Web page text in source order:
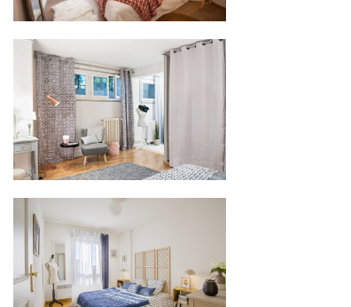
ROUEN
Appartement rénové
MONT ST AIGNAN
Maison de ville